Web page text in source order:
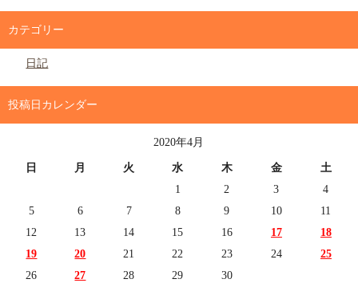
カテゴリー
日記
投稿日カレンダー
2020年4月
日 月 火 水 木 金
土
1
2 3
4
5
6 7 8 9 10
11
12
13 14 15 16 17
18
19
20 21 22 23 24
25
26
27 28 29 30